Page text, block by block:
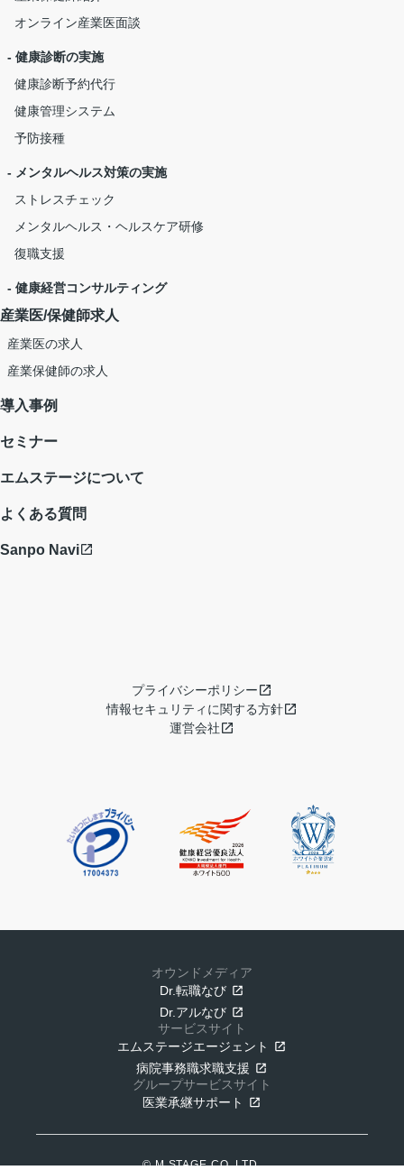
オンライン産業医面談
- 健康診断の実施
健康診断予約代行
健康管理システム
予防接種
- メンタルヘルス対策の実施
ストレスチェック
メンタルヘルス・ヘルスケア研修
復職支援
- 健康経営コンサルティング
産業医/保健師求人
産業医の求人
産業保健師の求人
導入事例
セミナー
エムステージについて
よくある質問
Sanpo Navi
プライバシーポリシー
情報セキュリティに関する方針
運営会社
オウンドメディア
Dr.転職なび
Dr.アルなび
サービスサイト
エムステージエージェント
病院事務職求職支援
グループサービスサイト
医業承継サポート
© M.STAGE CO.,LTD.